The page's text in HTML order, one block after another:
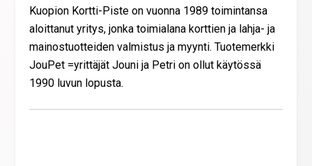
Kuopion Kortti-Piste on vuonna 1989 toimintansa
aloittanut yritys, jonka toimialana korttien ja lahja- ja
mainostuotteiden valmistus ja myynti. Tuotemerkki
JouPet =yrittäjät Jouni ja Petri on ollut käytössä
1990 luvun lopusta.